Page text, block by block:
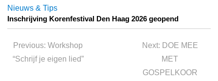
Nieuws & Tips
Inschrijving Korenfestival Den Haag 2026 geopend
navigatie
Previous: Previous
post:
Workshop
“Schrijf je eigen lied”
Next: Next
post:
DOE MEE
MET
GOSPELKOOR